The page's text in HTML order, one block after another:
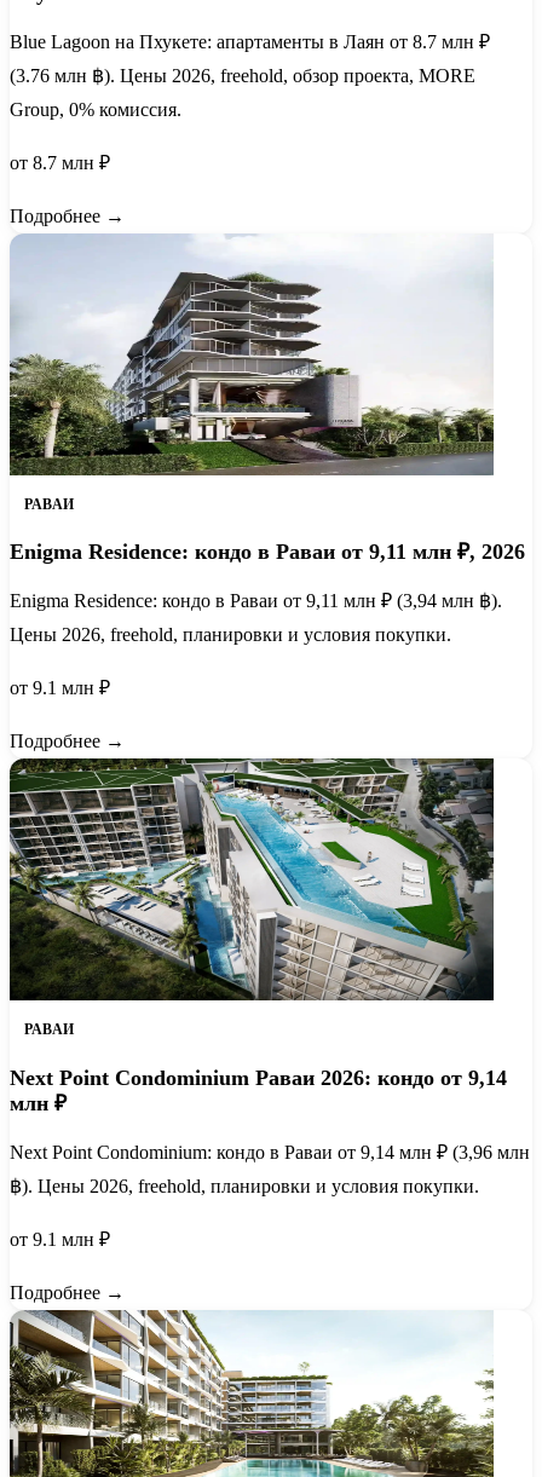
Blue Lagoon на Пхукете: апартаменты в Лаян от 8.7 млн ₽
(3.76 млн ฿). Цены 2026, freehold, обзор проекта, MORE
Group, 0% комиссия.
от 8.7 млн ₽
Подробнее →
РАВАИ
Enigma Residence: кондо в Раваи от 9,11 млн ₽, 2026
Enigma Residence: кондо в Раваи от 9,11 млн ₽ (3,94 млн ฿).
Цены 2026, freehold, планировки и условия покупки.
от 9.1 млн ₽
Подробнее →
РАВАИ
Next Point Condominium Раваи 2026: кондо от 9,14
млн ₽
Next Point Condominium: кондо в Раваи от 9,14 млн ₽ (3,96 млн
฿). Цены 2026, freehold, планировки и условия покупки.
от 9.1 млн ₽
Подробнее →